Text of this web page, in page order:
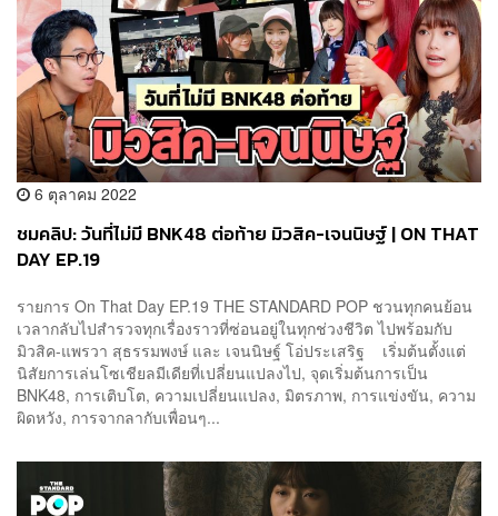
6 ตุลาคม 2022
ชมคลิป: วันที่ไม่มี BNK48 ต่อท้าย มิวสิค-เจนนิษฐ์ | ON THAT
DAY EP.19
รายการ On That Day EP.19 THE STANDARD POP ชวนทุกคนย้อน
เวลากลับไปสำรวจทุกเรื่องราวที่ซ่อนอยู่ในทุกช่วงชีวิต ไปพร้อมกับ
มิวสิค-แพรวา สุธรรมพงษ์ และ เจนนิษฐ์ โอ่ประเสริฐ เริ่มต้นตั้งแต่
นิสัยการเล่นโซเชียลมีเดียที่เปลี่ยนแปลงไป, จุดเริ่มต้นการเป็น
BNK48, การเติบโต, ความเปลี่ยนแปลง, มิตรภาพ, การแข่งขัน, ความ
ผิดหวัง, การจากลากับเพื่อนๆ...